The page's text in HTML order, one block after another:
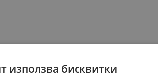
използва бисквитки